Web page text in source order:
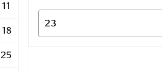
11
18
25